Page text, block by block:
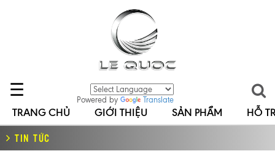
☰ Powered by Translate
TRANG CHỦ GIỚI THIỆU SẢN PHẨM HỖ
TIN TỨC